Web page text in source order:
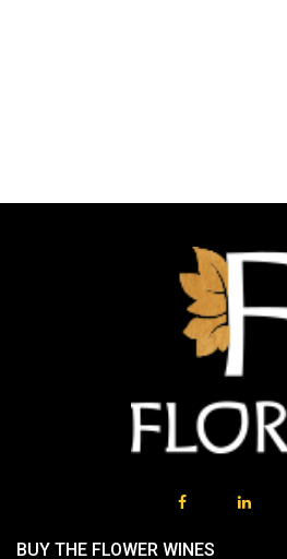
BUY THE FLOWER WINES